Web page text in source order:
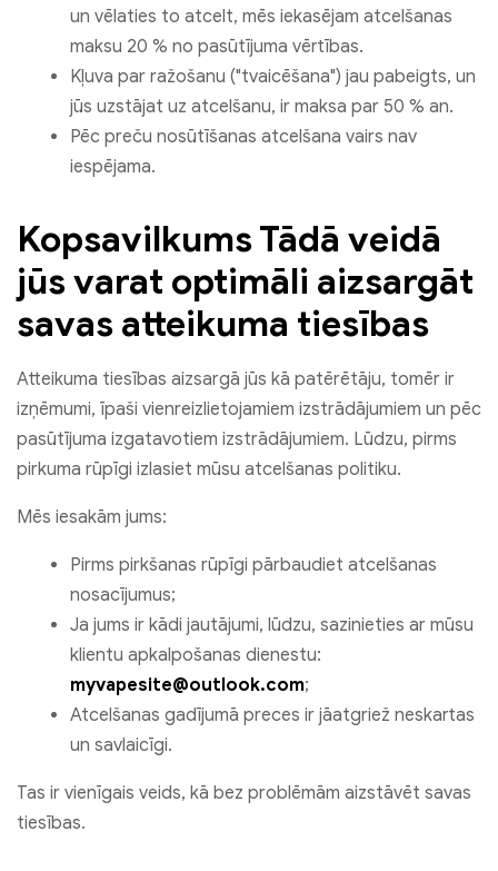
un vēlaties to atcelt, mēs iekasējam atcelšanas
maksu 20 % no pasūtījuma vērtības.
Kļuva par ražošanu ("tvaicēšana") jau pabeigts, un
jūs uzstājat uz atcelšanu, ir maksa par 50 % an.
Pēc preču nosūtīšanas atcelšana vairs nav
iespējama.
Kopsavilkums Tādā veidā
jūs varat optimāli aizsargāt
savas atteikuma tiesības
Atteikuma tiesības aizsargā jūs kā patērētāju, tomēr ir
izņēmumi, īpaši vienreizlietojamiem izstrādājumiem un pēc
pasūtījuma izgatavotiem izstrādājumiem. Lūdzu, pirms
pirkuma rūpīgi izlasiet mūsu atcelšanas politiku.
Mēs iesakām jums:
Pirms pirkšanas rūpīgi pārbaudiet atcelšanas
nosacījumus;
Ja jums ir kādi jautājumi, lūdzu, sazinieties ar mūsu
klientu apkalpošanas dienestu:
myvapesite@outlook.com;
Atcelšanas gadījumā preces ir jāatgriež neskartas
un savlaicīgi.
Tas ir vienīgais veids, kā bez problēmām aizstāvēt savas
tiesības.